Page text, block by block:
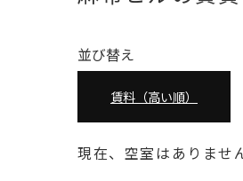
並び替え
賃料（高い順）
現在、空室はありませ